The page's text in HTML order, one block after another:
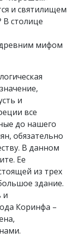
и святилищем
столице
древним мифом
и
все
до нашего
обязательно
В данном
Ее
из трех
здание.
и
Коринфа –